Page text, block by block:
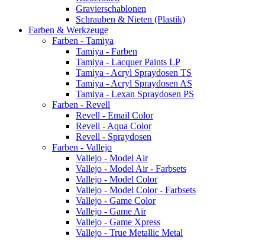
Gravierschablonen
Schrauben & Nieten (Plastik)
Farben & Werkzeuge
Farben - Tamiya
Tamiya - Farben
Tamiya - Lacquer Paints LP
Tamiya - Acryl Spraydosen TS
Tamiya - Acryl Spraydosen AS
Tamiya - Lexan Spraydosen PS
Farben - Revell
Revell - Email Color
Revell - Aqua Color
Revell - Spraydosen
Farben - Vallejo
Vallejo - Model Air
Vallejo - Model Air - Farbsets
Vallejo - Model Color
Vallejo - Model Color - Farbsets
Vallejo - Game Color
Vallejo - Game Air
Vallejo - Game Xpress
Vallejo - True Metallic Metal